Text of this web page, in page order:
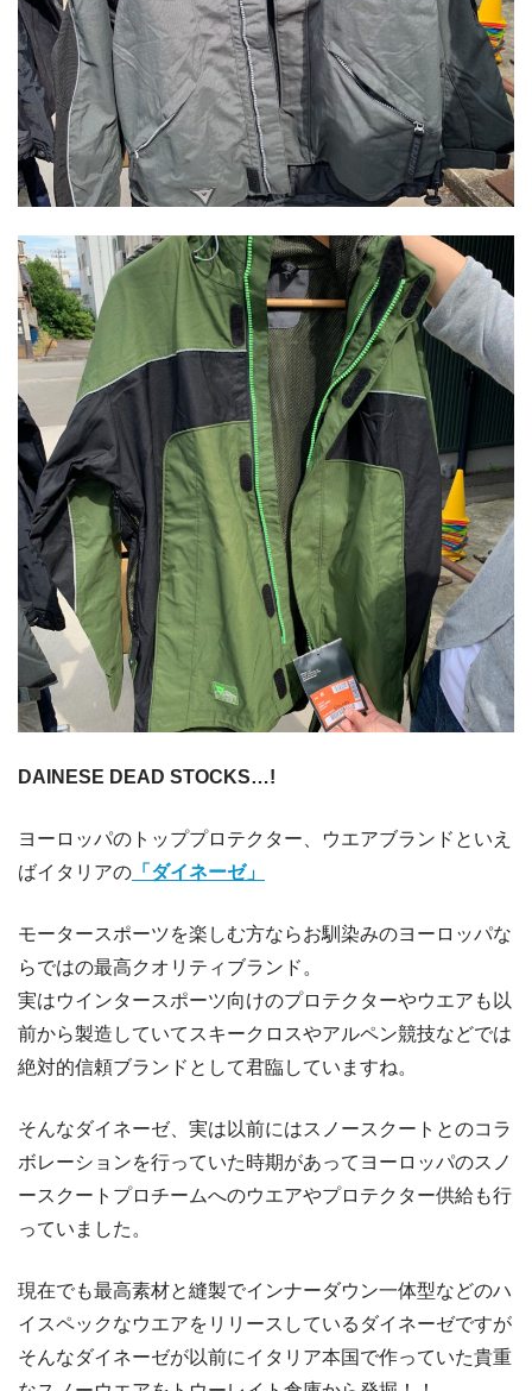
DAINESE DEAD STOCKS…!
ヨーロッパのトッププロテクター、ウエアブランドといえ
ばイタリアの 「ダイネーゼ」
モータースポーツを楽しむ方ならお馴染みのヨーロッパな
らではの最高クオリティブランド。
実はウインタースポーツ向けのプロテクターやウエアも以
前から製造していてスキークロスやアルペン競技などでは
絶対的信頼ブランドとして君臨していますね。
そんなダイネーゼ、実は以前にはスノースクートとのコラ
ボレーションを行っていた時期があってヨーロッパのスノ
ースクートプロチームへのウエアやプロテクター供給も行
っていました。
現在でも最高素材と縫製でインナーダウン一体型などのハ
イスペックなウエアをリリースしているダイネーゼですが
そんなダイネーゼが以前にイタリア本国で作っていた貴重